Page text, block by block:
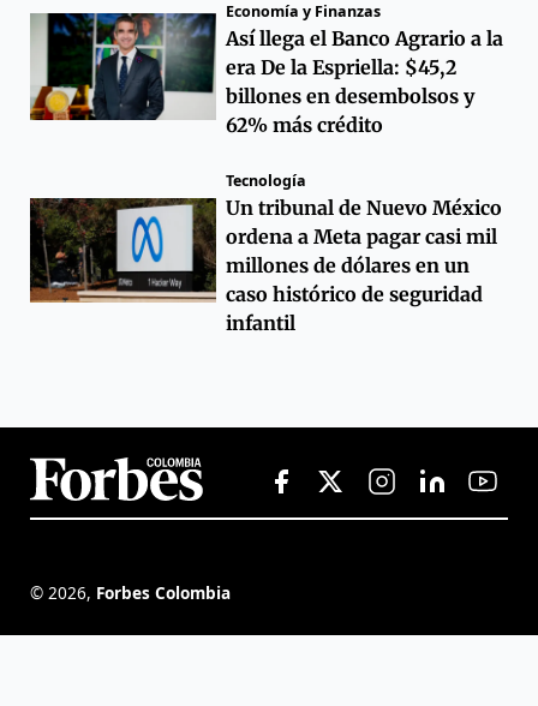
Economía y Finanzas
Así llega el Banco Agrario a la
era De la Espriella: $45,2
billones en desembolsos y
62% más crédito
Tecnología
Un tribunal de Nuevo México
ordena a Meta pagar casi mil
millones de dólares en un
caso histórico de seguridad
infantil
© 2026, Forbes Colombia